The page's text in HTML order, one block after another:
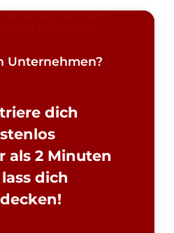
Unternehmen?
dich
als 2 Minuten
dich